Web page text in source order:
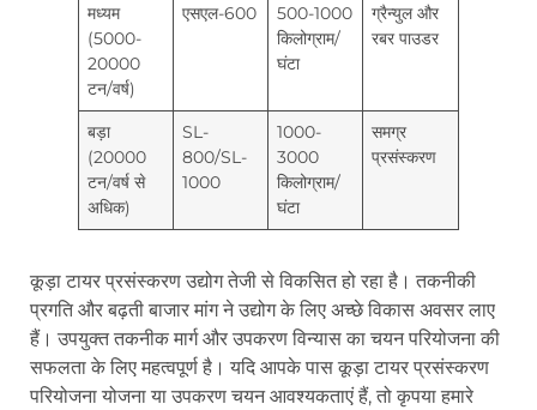
मध्यम
(5000-
20000
टन/वर्ष)
एसएल-600
500-1000
किलोग्राम/
घंटा
ग्रैन्युल और
रबर पाउडर
बड़ा
(20000
टन/वर्ष से
अधिक)
SL-
800/SL-
1000
1000-
3000
किलोग्राम/
घंटा
समग्र
प्रसंस्करण
कूड़ा टायर प्रसंस्करण उद्योग तेजी से विकसित हो रहा है। तकनीकी
प्रगति और बढ़ती बाजार मांग ने उद्योग के लिए अच्छे विकास अवसर लाए
हैं। उपयुक्त तकनीक मार्ग और उपकरण विन्यास का चयन परियोजना की
सफलता के लिए महत्वपूर्ण है। यदि आपके पास कूड़ा टायर प्रसंस्करण
परियोजना योजना या उपकरण चयन आवश्यकताएं हैं, तो कृपया हमारे